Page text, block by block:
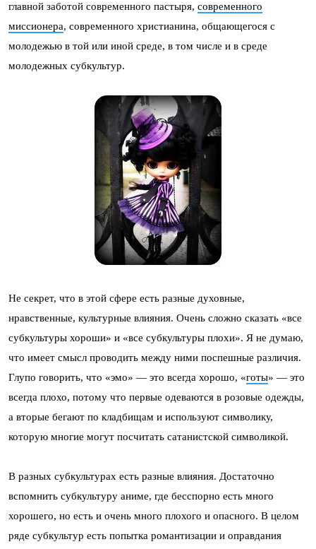
главной заботой современного пастыря, современного
миссионера, современного христианина, общающегося с
молодежью в той или иной среде, в том числе и в среде
молодежных субкультур.
Не секрет, что в этой сфере есть разные духовные,
нравственные, культурные влияния. Очень сложно сказать «все
субкультуры хороши» и «все субкультуры плохи». Я не думаю,
что имеет смысл проводить между ними поспешные различия.
Глупо говорить, что «эмо» — это всегда хорошо, «готы» — это
всегда плохо, потому что первые одеваются в розовые одежды,
а вторые бегают по кладбищам и используют символику,
которую многие могут посчитать сатанистской символикой.
В разных субкультурах есть разные влияния. Достаточно
вспомнить субкультуру аниме, где бесспорно есть много
хорошего, но есть и очень много плохого и опасного. В целом
ряде субкультур есть попытка романтизации и оправдания